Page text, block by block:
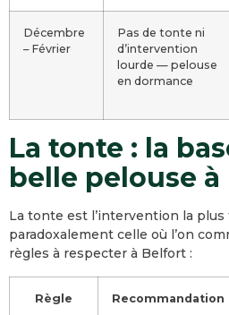
Décembre
– Février
Pas de tonte ni
d’intervention
lourde — pelouse
en dormance
La tonte : la
belle pelouse
La tonte est l’intervention la
paradoxalement celle où l’on
règles à respecter à Belfort :
Règle Recommandation